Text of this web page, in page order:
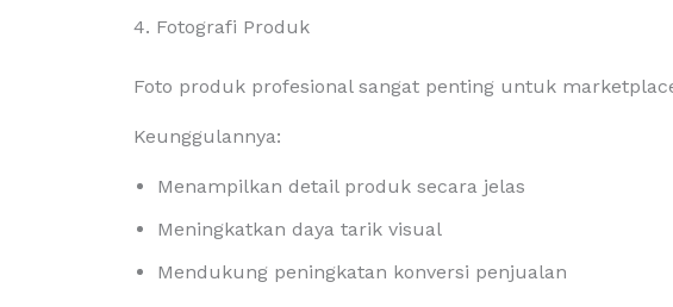
4. Fotografi Produk
Foto produk profesional sangat penting untuk
Keunggulannya:
Menampilkan detail produk secara jelas
Meningkatkan daya tarik visual
Mendukung peningkatan konversi penjualan